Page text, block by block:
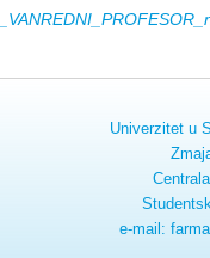
Univerzitet u
e-mail: